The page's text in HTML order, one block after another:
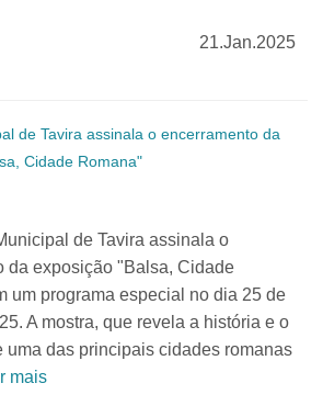
21.Jan.2025
de Tavira assinala o encerramento da
Cidade Romana"
de Tavira assinala o
da exposição "Balsa, Cidade
um programa especial no dia 25 de
A mostra, que revela a história e o
uma das principais cidades romanas
mais